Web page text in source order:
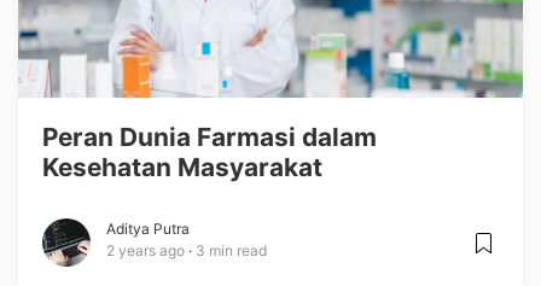
Peran Dunia Farmasi dalam
Kesehatan Masyarakat
Aditya Putra
2 years ago
3 min read